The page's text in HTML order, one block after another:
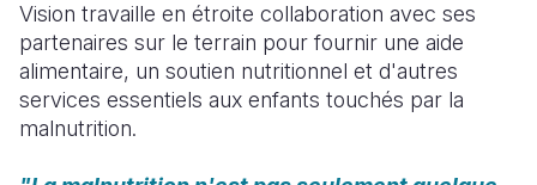
Vision travaille en étroite collaboration avec ses
partenaires sur le terrain pour fournir une aide
alimentaire, un soutien nutritionnel et d'autres
services essentiels aux enfants touchés par la
malnutrition.